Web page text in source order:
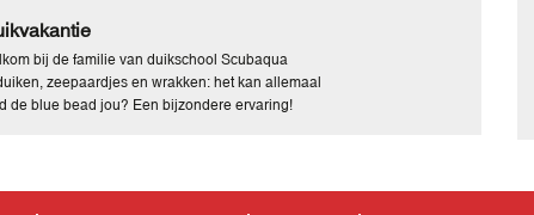
bij de familie van duikschool Scubaqua
zeepaardjes en wrakken: het kan allemaal
de blue bead jou? Een bijzondere ervaring!